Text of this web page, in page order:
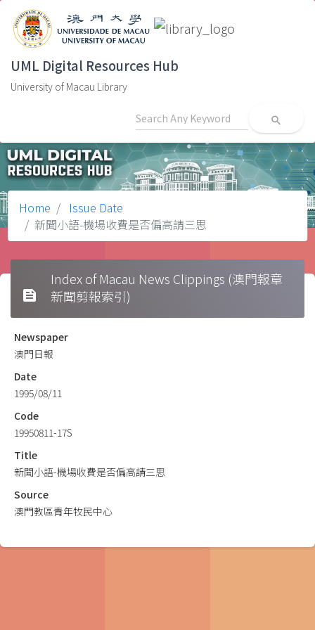
UML Digital Resources Hub
University of Macau Library
search
Home
Issue Date
新聞小語-機場收費是否偏高請三思
feed
Index of Macau News Clippings (澳門報章
新聞剪報索引)
Newspaper
澳門日報
Date
1995/08/11
Code
19950811-17S
Title
新聞小語-機場收費是否偏高請三思
Source
澳門教區青年牧民中心